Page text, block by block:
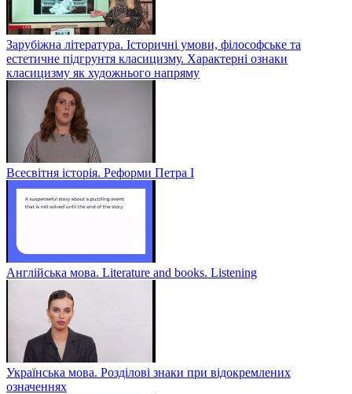
Зарубіжна література. Історичні умови, філософське та
естетичне підгрунтя класицизму. Характерні ознаки
класицизму як художнього напряму
Всесвітня історія. Реформи Петра І
Англійська мова. Literature and books. Listening
Українська мова. Розділові знаки при відокремлених
означеннях